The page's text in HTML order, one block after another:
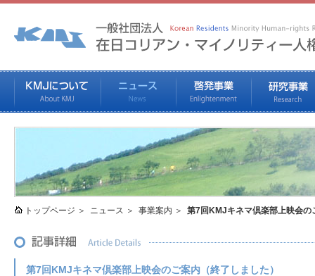
トップページ ニュース 事業案内 第7回KMJキネマ倶楽部上映会の
第7回KMJキネマ倶楽部上映会のご案内（終了しました）